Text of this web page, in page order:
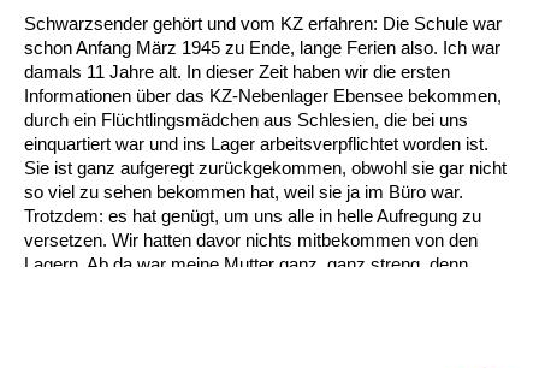
Schwarzsender gehört und vom KZ erfahren: Die Schule war
schon Anfang März 1945 zu Ende, lange Ferien also. Ich war
damals 11 Jahre alt. In dieser Zeit haben wir die ersten
Informationen über das KZ-Nebenlager Ebensee bekommen,
durch ein Flüchtlingsmädchen aus Schlesien, die bei uns
einquartiert war und ins Lager arbeitsverpflichtet worden ist.
Sie ist ganz aufgeregt zurückgekommen, obwohl sie gar nicht
so viel zu sehen bekommen hat, weil sie ja im Büro war.
Trotzdem: es hat genügt, um uns alle in helle Aufregung zu
versetzen. Wir hatten davor nichts mitbekommen von den
Lagern. Ab da war meine Mutter ganz, ganz streng, denn